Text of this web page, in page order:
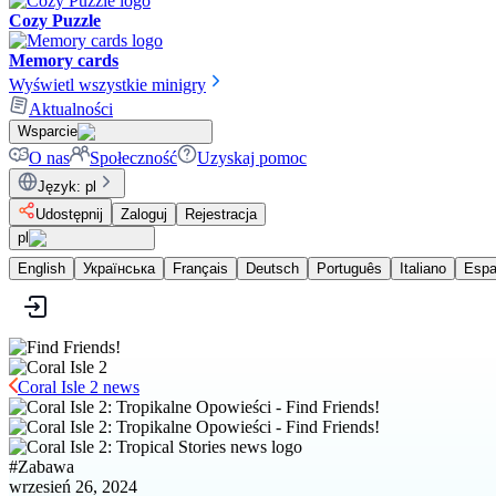
Cozy Puzzle
Memory cards
Wyświetl wszystkie minigry
Aktualności
Wsparcie
O nas Społeczność Uzyskaj pomoc
Język: pl
Udostępnij
Zaloguj
Rejestracja
pl
English
Українська Français Deutsch Português Italiano
Coral Isle 2 news
#Zabawa
wrzesień 26, 2024